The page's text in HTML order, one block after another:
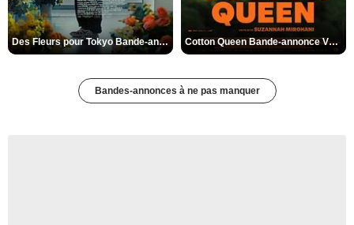
Des Fleurs pour Tokyo Bande-annonce VO STFR Cotton Queen Bande-annonce VO STFR
Bandes-annonces à ne pas manquer